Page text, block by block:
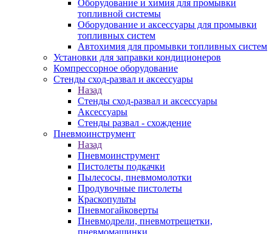
Оборудование и химия для промывки
топливной системы
Оборудование и аксессуары для промывки
топливных систем
Автохимия для промывки топливных систем
Установки для заправки кондиционеров
Компрессорное оборудование
Стенды сход-развал и аксессуары
Назад
Стенды сход-развал и аксессуары
Аксессуары
Стенды развал - схождение
Пневмоинструмент
Назад
Пневмоинструмент
Пистолеты подкачки
Пылесосы, пневмомолотки
Продувочные пистолеты
Краскопульты
Пневмогайковерты
Пневмодрели, пневмотрещетки,
пневмомашинки